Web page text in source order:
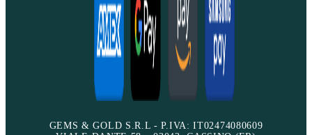
GEMS & GOLD S.R.L - P.IVA: IT02474080609